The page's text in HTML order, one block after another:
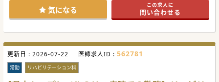
気になる この求人に
問い合わせる
更新日 : 2026-07-22 医師求人ID : 562781
常勤 リハビリテーション科